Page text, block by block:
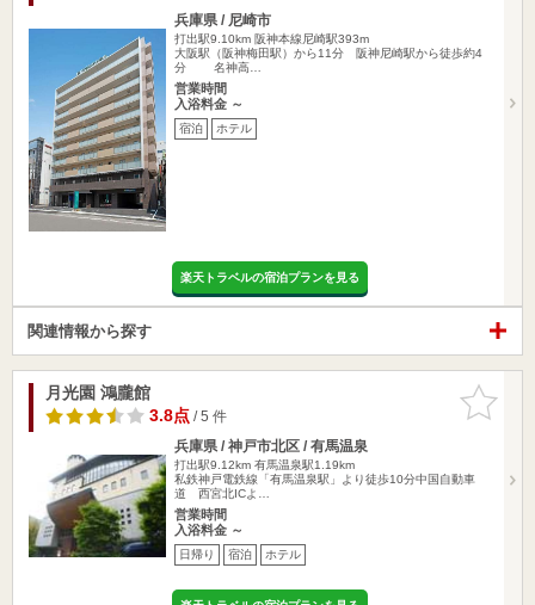
兵庫県 / 尼崎市
打出駅9.10km 阪神本線尼崎駅393m
大阪駅（阪神梅田駅）から11分 阪神尼崎駅から徒歩約4
分 名神高…
営業時間
入浴料金 ～
宿泊 ホテル
楽天トラベルの宿泊プランを見る
関連情報から探す
お気に入
りに追加
月光園 鴻朧館
3.8点/ 5 件
兵庫県 / 神戸市北区 / 有馬温泉
打出駅9.12km 有馬温泉駅1.19km
私鉄神戸電鉄線「有馬温泉駅」より徒歩10分中国自動車
道 西宮北ICよ…
営業時間
入浴料金 ～
日帰り 宿泊 ホテル